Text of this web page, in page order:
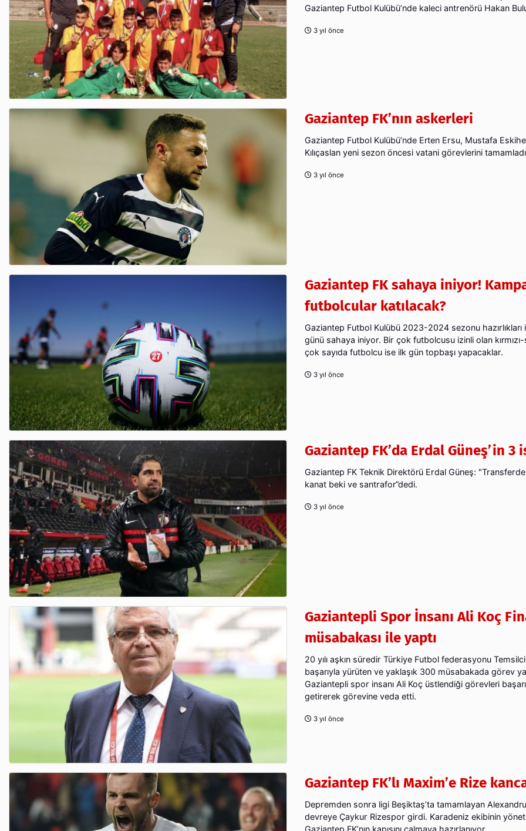
Gaziantep Futbol Kulübü’nde kaleci antrenörü Hakan
3 yıl önce
Gaziantep FK’nın askerleri
Gaziantep Futbol Kulübü’nde Erten Ersu, Mustafa
Kılıçaslan yeni sezon öncesi vatani görevlerini
3 yıl önce
Gaziantep FK sahaya iniyor!
futbolcular katılacak?
Gaziantep Futbol Kulübü 2023-2024 sezonu hazırlıkları
günü sahaya iniyor. Bir çok futbolcusu izinli olan kırmızı-
çok sayıda futbolcu ise ilk gün topbaşı yapacaklar.
3 yıl önce
Gaziantep FK’da Erdal Güneş’in 3
Gaziantep FK Teknik Direktörü Erdal Güneş:
kanat beki ve santrafor”dedi.
3 yıl önce
Gaziantepli Spor İnsanı Ali Koç
müsabakası ile yaptı
20 yılı aşkın süredir Türkiye Futbol federasyonu
başarıyla yürüten ve yaklaşık 300 müsabakada görev
Gaziantepli spor insanı Ali Koç üstlendiği görevleri
getirerek görevine veda etti.
3 yıl önce
Gaziantep FK’lı Maxim’e Rize
Depremden sonra ligi Beşiktaş’ta tamamlayan
devreye Çaykur Rizespor girdi. Karadeniz ekibinin
Gaziantep FK’nın kapısını çalmaya hazırlanıyor.